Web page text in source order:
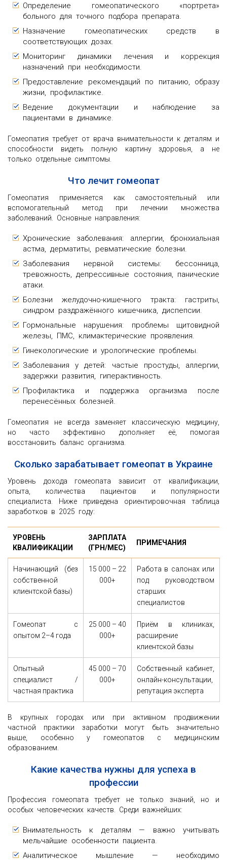
Определение гомеопатического «портрета»
больного для точного подбора препарата.
Назначение гомеопатических средств в
соответствующих дозах.
Мониторинг динамики лечения и коррекция
назначений при необходимости.
Предоставление рекомендаций по питанию, образу
жизни, профилактике.
Ведение документации и наблюдение за
пациентами в динамике.
Гомеопатия требует от врача внимательности к деталям и
способности видеть полную картину здоровья, а не
только отдельные симптомы.
Что лечит гомеопат
Гомеопатия применяется как самостоятельный или
вспомогательный метод при лечении множества
заболеваний. Основные направления:
Хронические заболевания: аллергии, бронхиальная
астма, дерматиты, ревматические болезни.
Заболевания нервной системы: бессонница,
тревожность, депрессивные состояния, панические
атаки.
Болезни желудочно-кишечного тракта: гастриты,
синдром раздражённого кишечника, диспепсии.
Гормональные нарушения: проблемы щитовидной
железы, ПМС, климактерические проявления.
Гинекологические и урологические проблемы.
Заболевания у детей: частые простуды, аллергии,
задержки развития, гиперактивность.
Профилактика и поддержка организма после
перенесённых болезней.
Гомеопатия не всегда заменяет классическую медицину,
но часто эффективно дополняет её, помогая
восстановить баланс организма.
Сколько зарабатывает гомеопат в Украине
Уровень дохода гомеопата зависит от квалификации,
опыта, количества пациентов и популярности
специалиста. Ниже приведена ориентировочная таблица
заработков в 2025 году:
УРОВЕНЬ
КВАЛИФИКАЦИИ
ЗАРПЛАТА
(ГРН/МЕС)
ПРИМЕЧАНИЯ
Начинающий (без
собственной
клиентской базы)
15 000 – 22
000+
Работа в салонах или
под руководством
старших
специалистов
Гомеопат с
опытом 2–4 года
25 000 – 40
000+
Приём в клиниках,
расширение
клиентской базы
Опытный
специалист /
частная практика
45 000 – 70
000+
Собственный кабинет,
онлайн-консультации,
репутация эксперта
В крупных городах или при активном продвижении
частной практики заработки могут быть значительно
выше, особенно у гомеопатов с медицинским
образованием.
Какие качества нужны для успеха в
профессии
Профессия гомеопата требует не только знаний, но и
особых человеческих качеств. Среди важнейших:
Внимательность к деталям — важно учитывать
мельчайшие особенности пациента.
Аналитическое мышление — необходимо